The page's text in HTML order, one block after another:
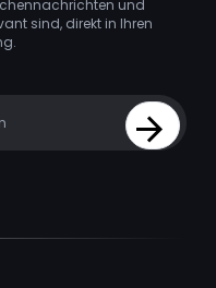
und
sind, direkt in Ihren
Sign Up